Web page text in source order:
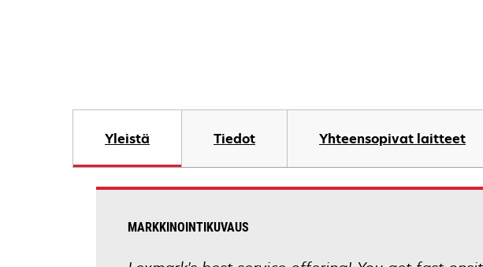
Yleistä Tiedot Yhteensopivat laitteet
MARKKINOINTIKUVAUS